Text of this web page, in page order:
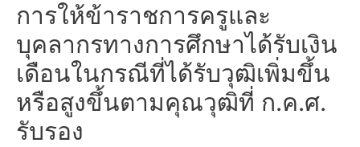
การให้ข้าราชการครูและ
บุคลากรทางการศึกษาได้รับเงิน
เดือนในกรณีที่ได้รับวุฒิเพิ่มขึ้น
หรือสูงขึ้นตามคุณวุฒิที่ ก.ค.ศ.
รับรอง